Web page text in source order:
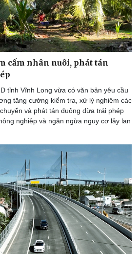
cấm nhân nuôi, phát tán
tỉnh Vĩnh Long vừa có văn bản yêu cầu
tăng cường kiểm tra, xử lý nghiêm các
và phát tán đuông dừa trái phép
nghiệp và ngăn ngừa nguy cơ lây lan